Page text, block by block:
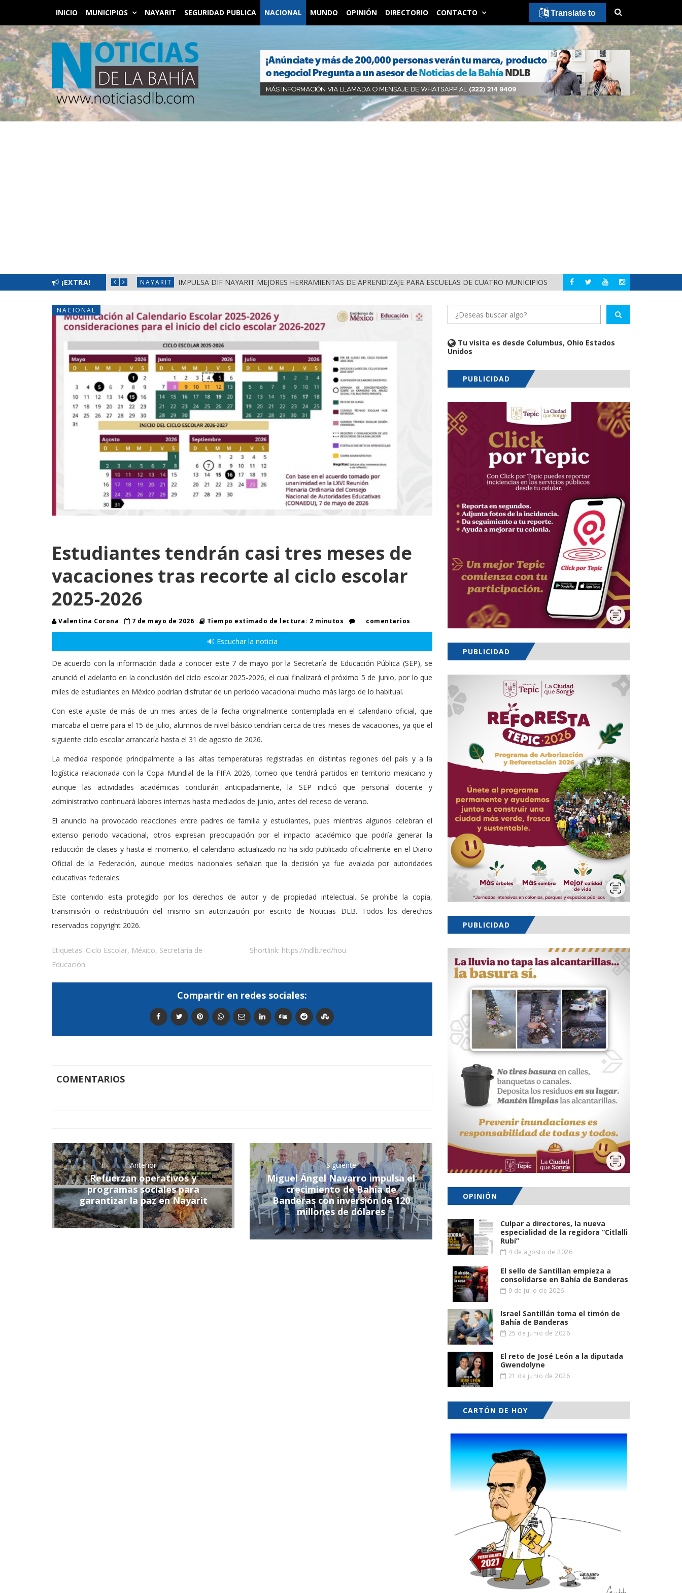
INICIO MUNICIPIOS NAYARIT SEGURIDAD PUBLICA NACIONAL MUNDO OPINIÓN DIRECTORIO CONTACTO
¡EXTRA! NAYARIT IMPULSA DIF NAYARIT MEJORES HERRAMIENTAS DE APRENDIZAJE PARA ESCUELAS DE CUATRO MUNICIPIOS NAYARIT HÉCTOR
NACIONAL
Estudiantes tendrán casi tres meses de
vacaciones tras recorte al ciclo escolar
2025-2026
Valentina Corona 7 de mayo de 2026 Tiempo estimado de lectura: 2 minutos comentarios
🔊 Escuchar la noticia
De acuerdo con la información dada a conocer este 7 de mayo por la Secretaría de Educación Pública (SEP), se
anunció el adelanto en la conclusión del ciclo escolar 2025-2026, el cual finalizará el próximo 5 de junio, por lo que
miles de estudiantes en México podrían disfrutar de un periodo vacacional mucho más largo de lo habitual.
Con este ajuste de más de un mes antes de la fecha originalmente contemplada en el calendario oficial, que
marcaba el cierre para el 15 de julio, alumnos de nivel básico tendrían cerca de tres meses de vacaciones, ya que el
siguiente ciclo escolar arrancaría hasta el 31 de agosto de 2026.
La medida responde principalmente a las altas temperaturas registradas en distintas regiones del país y a la
logística relacionada con la Copa Mundial de la FIFA 2026, torneo que tendrá partidos en territorio mexicano y
aunque las actividades académicas concluirán anticipadamente, la SEP indicó que personal docente y
administrativo continuará labores internas hasta mediados de junio, antes del receso de verano.
El anuncio ha provocado reacciones entre padres de familia y estudiantes, pues mientras algunos celebran el
extenso periodo vacacional, otros expresan preocupación por el impacto académico que podría generar la
reducción de clases y hasta el momento, el calendario actualizado no ha sido publicado oficialmente en el Diario
Oficial de la Federación, aunque medios nacionales señalan que la decisión ya fue avalada por autoridades
educativas federales.
Este contenido esta protegido por los derechos de autor y de propiedad intelectual. Se prohibe la copia,
transmisión o redistribución del mismo sin autorización por escrito de Noticias DLB. Todos los derechos
reservados copyright 2026.
Etiquetas: Ciclo Escolar, México, Secretaría de
Educación
Shortlink: https://ndlb.red/hou
Compartir en redes sociales:
COMENTARIOS
Anterior
Refuerzan operativos y
programas sociales para
garantizar la paz en Nayarit
Siguiente
Miguel Ángel Navarro impulsa el
crecimiento de Bahía de
Banderas con inversión de 120
millones de dólares
Tu visita es desde Columbus, Ohio Estados
Unidos
PUBLICIDAD
PUBLICIDAD
PUBLICIDAD
OPINIÓN
Culpar a directores, la nueva
especialidad de la regidora “Citlalli
Rubi”
4 de agosto de 2026
El sello de Santillan empieza a
consolidarse en Bahía de Banderas
9 de julio de 2026
Israel Santillán toma el timón de
Bahía de Banderas
25 de junio de 2026
El reto de José León a la diputada
Gwendolyne
21 de junio de 2026
CARTÓN DE HOY
Translate to